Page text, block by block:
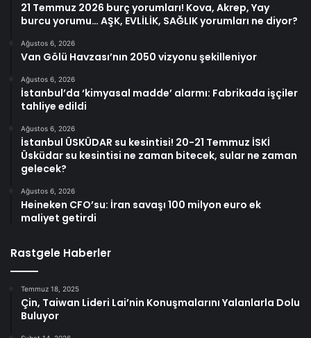
21 Temmuz 2026 burç yorumları! Kova, Akrep, Yay
burcu yorumu… AŞK, EVLİLİK, SAĞLIK yorumları ne diyor?
Ağustos 6, 2026
Van Gölü Havzası’nın 2050 vizyonu şekilleniyor
Ağustos 6, 2026
İstanbul’da ‘kimyasal madde’ alarmı: Fabrikada işçiler
tahliye edildi
Ağustos 6, 2026
İstanbul ÜSKÜDAR su kesintisi! 20-21 Temmuz İSKİ
Üsküdar su kesintisi ne zaman bitecek, sular ne zaman
gelecek?
Ağustos 6, 2026
Heineken CFO’su: İran savaşı 100 milyon euro ek
maliyet getirdi
Rastgele Haberler
Temmuz 18, 2025
Çin, Taiwan Lideri Lai’nin Konuşmalarını Yalanlarla Dolu
Buluyor